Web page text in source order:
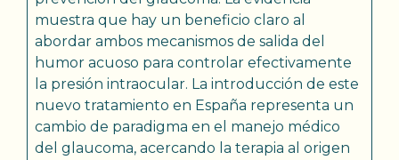
muestra que hay un beneficio claro al
abordar ambos mecanismos de salida del
humor acuoso para controlar efectivamente
la presión intraocular. La introducción de este
nuevo tratamiento en España representa un
cambio de paradigma en el manejo médico
del glaucoma, acercando la terapia al origen